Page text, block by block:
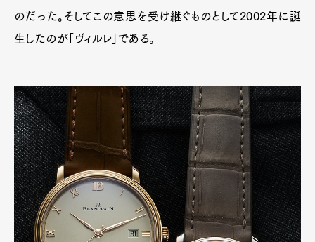
のだった。そしてこの意思を受け継ぐものとして2002年に誕
生したのが「ヴィルレ」である。